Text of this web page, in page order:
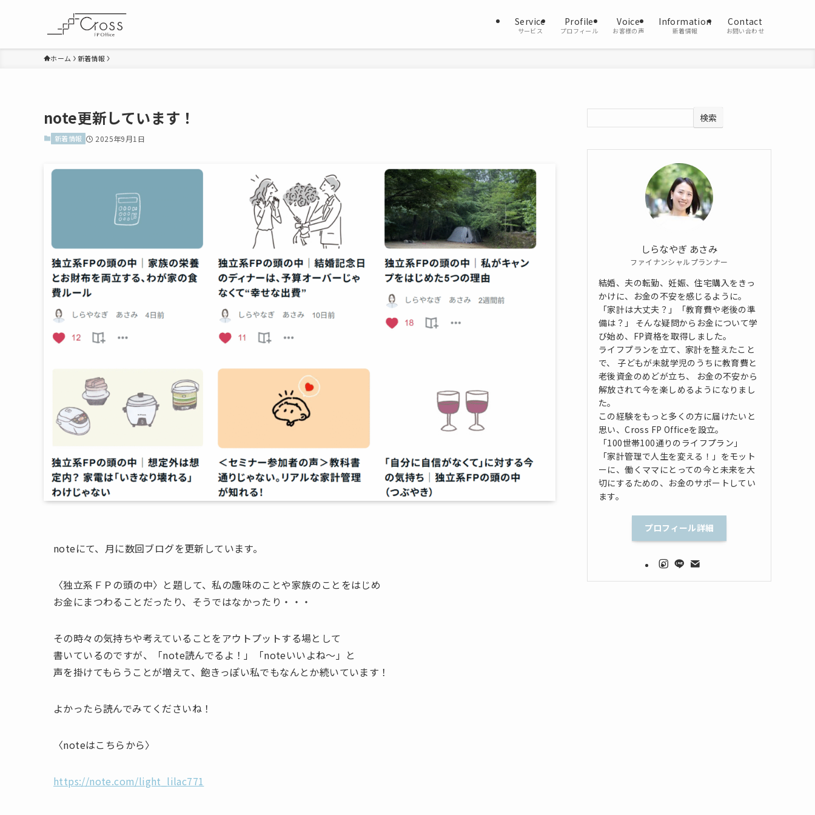
Service
サービス
Profile
プロフィール
Voice
お客様の声
Information
新着情報
Contact
お問い合わせ
ホーム 新着情報
note更新しています！
新着情報 2025年9月1日
noteにて、月に数回ブログを更新しています。
〈独立系ＦＰの頭の中〉と題して、私の趣味のことや家族のことをはじめ
お金にまつわることだったり、そうではなかったり・・・
その時々の気持ちや考えていることをアウトプットする場として
書いているのですが、「note読んでるよ！」「noteいいよね～」と
声を掛けてもらうことが増えて、飽きっぽい私でもなんとか続いています！
よかったら読んでみてくださいね！
〈noteはこちらから〉
https://note.com/light_lilac771
検索
しらなやぎ あさみ
ファイナンシャルプランナー
結婚、夫の転勤、妊娠、住宅購入をきっ
かけに、お金の不安を感じるように。
「家計は大丈夫？」「教育費や老後の準
備は？」 そんな疑問からお金について学
び始め、FP資格を取得しました。
ライフプランを立て、家計を整えたこと
で、 子どもが未就学児のうちに教育費と
老後資金のめどが立ち、 お金の不安から
解放されて今を楽しめるようになりまし
た。
この経験をもっと多くの方に届けたいと
思い、Cross FP Officeを設立。
「100世帯100通りのライフプラン」
「家計管理で人生を変える！」をモット
ーに、働くママにとっての今と未来を大
切にするための、お金のサポートしてい
ます。
プロフィール詳細